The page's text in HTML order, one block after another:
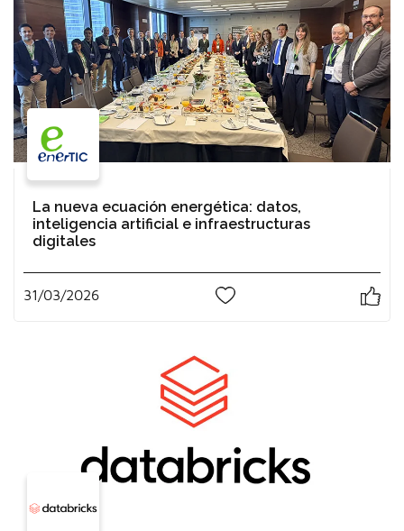
La nueva ecuación energética: datos,
inteligencia artificial e infraestructuras
digitales
31/03/2026